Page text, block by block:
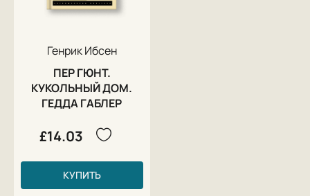
В поздних пьесах Ибсена усложняется подтекст, возрастает тонкость
Примеры этих пьес — «Строитель Сольнес» (1892), «Йун Габриель
Ибсен скончался в 1906 от удара.
Генрик Ибсен
ПЕР ГЮНТ.
КУКОЛЬНЫЙ ДОМ.
ГЕДДА ГАБЛЕР
£14.03
КУПИТЬ